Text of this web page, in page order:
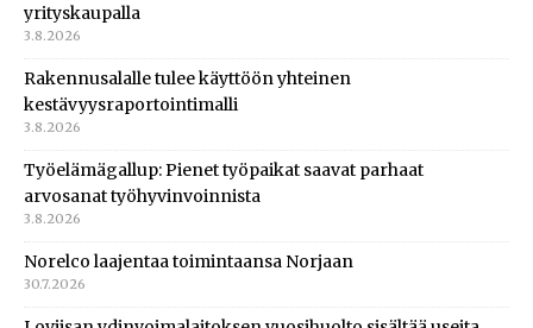
yrityskaupalla
3.8.2026
Rakennusalalle tulee käyttöön yhteinen
kestävyysraportointimalli
3.8.2026
Työelämägallup: Pienet työpaikat saavat parhaat
arvosanat työhyvinvoinnista
3.8.2026
Norelco laajentaa toimintaansa Norjaan
30.7.2026